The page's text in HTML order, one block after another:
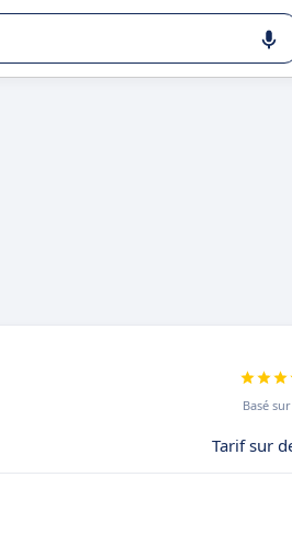
Basé sur
Tarif sur